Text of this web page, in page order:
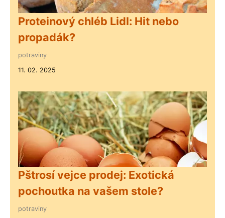
Proteinový chléb Lidl: Hit nebo
propadák?
potraviny
11. 02. 2025
Pštrosí vejce prodej: Exotická
pochoutka na vašem stole?
potraviny